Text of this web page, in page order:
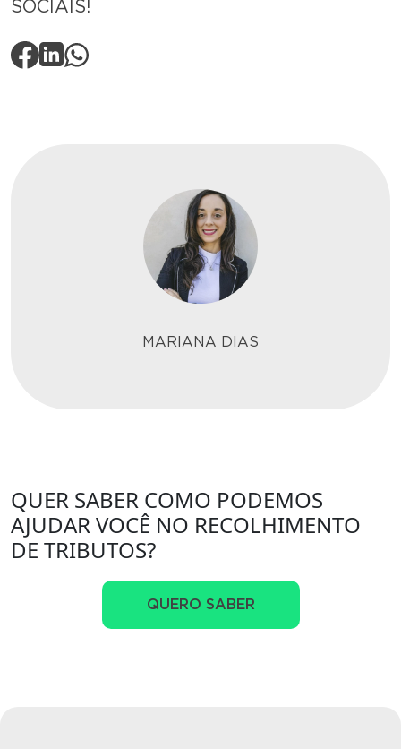
SOCIAIS!
MARIANA DIAS
QUER SABER COMO PODEMOS
AJUDAR VOCÊ NO RECOLHIMENTO
DE TRIBUTOS?
QUERO SABER